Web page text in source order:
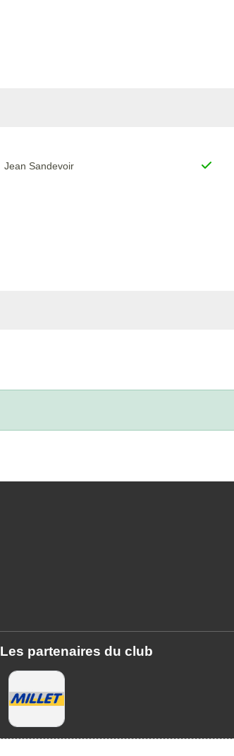
Jean Sandevoir
Les partenaires du club